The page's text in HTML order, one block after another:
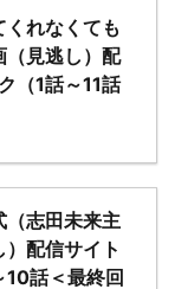
くれなくても
（見逃し）配
（1話～11話
（志田未来主
配信サイト
話＜最終回